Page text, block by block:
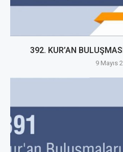
392. KUR’AN
9 Mayıs